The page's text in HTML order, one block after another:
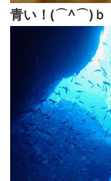
青い！(⌒^⌒)ｂ